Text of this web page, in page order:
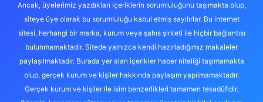
Ancak, üyelerimiz yazdıkları içeriklerin sorumluluğunu taşımakta olup,
siteye üye olarak bu sorumluluğu kabul etmiş sayılırlar. Bu internet
sitesi, herhangi bir marka, kurum veya şahıs şirketi ile hiçbir bağlantısı
bulunmamaktadır. Sitede yalnızca kendi hazırladığımız makaleler
paylaşılmaktadır. Burada yer alan içerikler haber niteliği taşımamakta
olup, gerçek kurum ve kişiler hakkında paylaşım yapılmamaktadır.
Gerçek kurum ve kişiler ile isim benzerlikleri tamamen tesadüfidir.